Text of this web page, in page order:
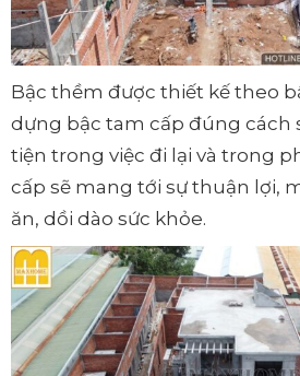
Bậc thềm được thiết kế theo
dựng bậc tam cấp đúng cách
tiện trong việc đi lại và trong
cấp sẽ mang tới sự thuận lợi,
ăn, dồi dào sức khỏe.